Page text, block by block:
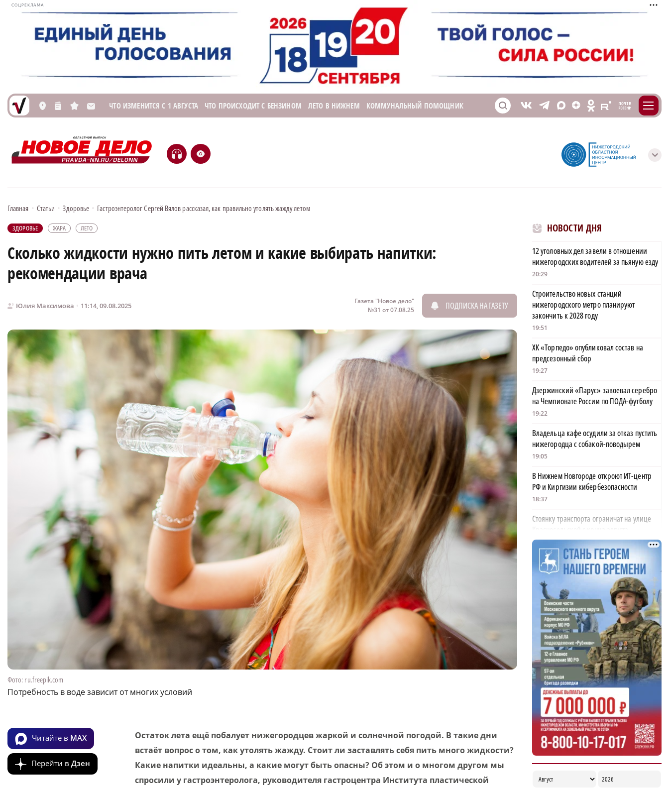
СОЦРЕКЛАМА
L n s M ЧТО ИЗМЕНИТСЯ С 1 АВГУСТА ЧТО ПРОИСХОДИТ С БЕНЗИНОМ ЛЕТО В НИЖНЕМ КОММУНАЛЬНЫЙ ПОМОЩНИК S V T X Z O E m
H e с
Главная • Статьи • Здоровье • Гастроэнтеролог Сергей Вялов рассказал, как правильно утолять жажду летом
ЗДОРОВЬЕ ЖАРА ЛЕТО
Сколько жидкости нужно пить летом и какие выбирать напитки:
рекомендации врача
Юлия Максимова 11:14, 09.08.2025
Газета "Новое дело"
№31 от 07.08.25
ПОДПИСКА НА ГАЗЕТУ
Фото: ru.freepik.com
Потребность в воде зависит от многих условий
Читайте в MAX
Перейти в Дзен
Остаток лета ещё побалует нижегородцев жаркой и солнечной погодой. В такие дни
встаёт вопрос о том, как утолять жажду. Стоит ли заставлять себя пить много жидкости?
Какие напитки идеальны, а какие могут быть опасны? Об этом и о многом другом мы
спросили у гастроэнтеролога, руководителя гастроцентра Института пластической
НОВОСТИ ДНЯ
12 уголовных дел завели в отношении
нижегородских водителей за пьяную езду
20:29
Строительство новых станций
нижегородского метро планируют
закончить к 2028 году
19:51
ХК «Торпедо» опубликовал состав на
предсезонный сбор
19:27
Дзержинский «Парус» завоевал серебро
на Чемпионате России по ПОДА-футболу
19:22
Владельца кафе осудили за отказ пустить
нижегородца с собакой-поводырем
19:05
В Нижнем Новгороде откроют ИТ-центр
РФ и Киргизии кибербезопасности
18:37
Стоянку транспорта ограничат на улице
Красносельской с конца августа
18:37
Волонтеры обнаружили заброшенный
дом, в котором живет около 20 собак и
щенков
18:02
В Нижегородской области наградили
более 40 организаций к Дню строителя
17:57
Садыр Жапаров и Глеб Никитин провели
рабочую встречу в Киргизии
17:38